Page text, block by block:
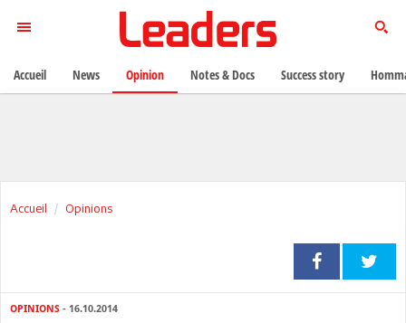
Accueil Opinions
OPINIONS - 16.10.2014
Accueil News Opinion Notes & Docs Success story